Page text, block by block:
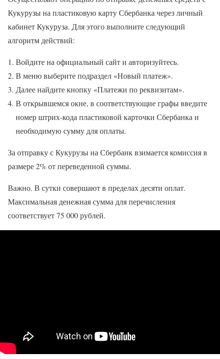
Кукурузы на пластиковую карту Сбербанка через личный
кабинет Кукуруза. Для этого выполните следующий
алгоритм действий:
Войдите на официальный сайт и авторизуйтесь.
В меню выберите подраздел «Новый платеж».
Далее найдите кнопку «Платежи по реквизитам».
В открывшемся окне, в соответствующие графы введите
номер штрих-кода пластиковой карточки Сбербанка и
необходимую сумму для оплаты.
За отправку с Кукурузы на Сбербанк взимается комиссия в
размере 2% от переведенной суммы.
Важно. В сутки совершают в пределах десяти оплат.
Максимальная денежная сумма для перечисления
соответствует 75 000 рублей.